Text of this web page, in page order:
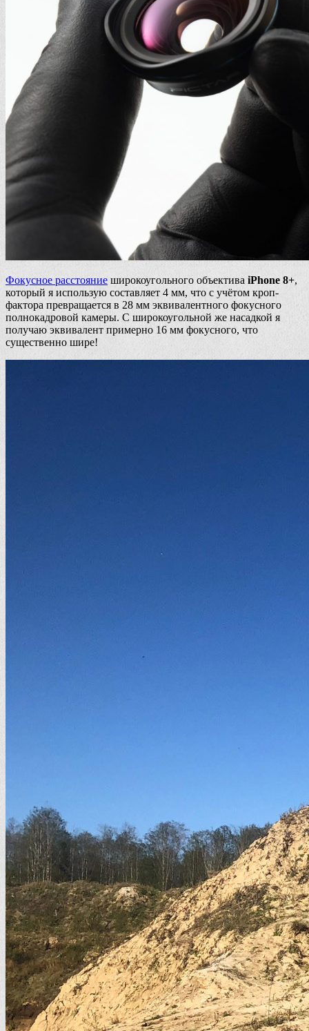
Фокусное расстояние широкоугольного объектива iPhone 8+,
который я использую составляет 4 мм, что с учётом кроп-
фактора превращается в 28 мм эквивалентного фокусного
полнокадровой камеры. С широкоугольной же насадкой я
получаю эквивалент примерно 16 мм фокусного, что
существенно шире!